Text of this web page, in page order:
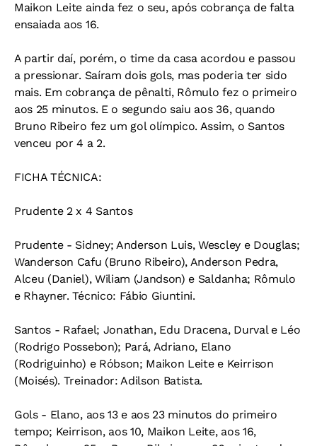
Maikon Leite ainda fez o seu, após cobrança de falta
ensaiada aos 16.
A partir daí, porém, o time da casa acordou e passou
a pressionar. Saíram dois gols, mas poderia ter sido
mais. Em cobrança de pênalti, Rômulo fez o primeiro
aos 25 minutos. E o segundo saiu aos 36, quando
Bruno Ribeiro fez um gol olímpico. Assim, o Santos
venceu por 4 a 2.
FICHA TÉCNICA:
Prudente 2 x 4 Santos
Prudente - Sidney; Anderson Luis, Wescley e Douglas;
Wanderson Cafu (Bruno Ribeiro), Anderson Pedra,
Alceu (Daniel), Wiliam (Jandson) e Saldanha; Rômulo
e Rhayner. Técnico: Fábio Giuntini.
Santos - Rafael; Jonathan, Edu Dracena, Durval e Léo
(Rodrigo Possebon); Pará, Adriano, Elano
(Rodriguinho) e Róbson; Maikon Leite e Keirrison
(Moisés). Treinador: Adilson Batista.
Gols - Elano, aos 13 e aos 23 minutos do primeiro
tempo; Keirrison, aos 10, Maikon Leite, aos 16,